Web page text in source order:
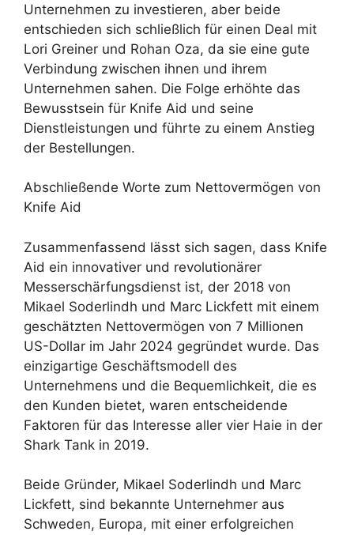
Unternehmen zu investieren, aber beide
entschieden sich schließlich für einen Deal mit
Lori Greiner und Rohan Oza, da sie eine gute
Verbindung zwischen ihnen und ihrem
Unternehmen sahen. Die Folge erhöhte das
Bewusstsein für Knife Aid und seine
Dienstleistungen und führte zu einem Anstieg
der Bestellungen.
Abschließende Worte zum Nettovermögen von
Knife Aid
Zusammenfassend lässt sich sagen, dass Knife
Aid ein innovativer und revolutionärer
Messerschärfungsdienst ist, der 2018 von
Mikael Soderlindh und Marc Lickfett mit einem
geschätzten Nettovermögen von 7 Millionen
US-Dollar im Jahr 2024 gegründet wurde. Das
einzigartige Geschäftsmodell des
Unternehmens und die Bequemlichkeit, die es
den Kunden bietet, waren entscheidende
Faktoren für das Interesse aller vier Haie in der
Shark Tank in 2019.
Beide Gründer, Mikael Soderlindh und Marc
Lickfett, sind bekannte Unternehmer aus
Schweden, Europa, mit einer erfolgreichen